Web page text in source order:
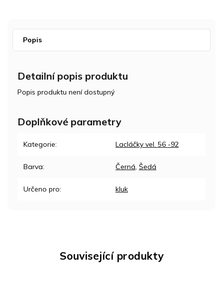
Související produkty
Popis
Detailní popis produktu
Popis produktu není dostupný
Doplňkové parametry
Kategorie: Lacláčky vel. 56 -92
Barva: Černá Šedá
Určeno pro: kluk